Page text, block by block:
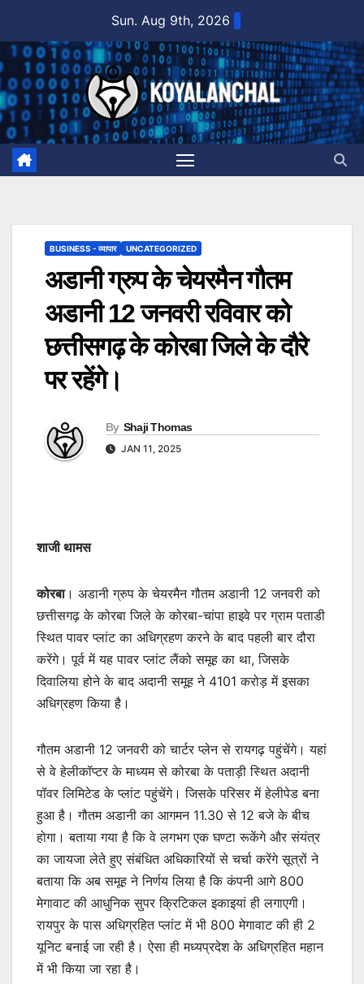
content
Sun. Aug 9th, 2026
BUSINESS - व्यापार UNCATEGORIZED
अडानी ग्रुप के चेयरमैन गौतम
अडानी 12 जनवरी रविवार को
छत्तीसगढ़ के कोरबा जिले के दौरे
पर रहेंगे।
By Shaji Thomas
JAN 11, 2025
शाजी थामस
कोरबा। अडानी ग्रुप के चेयरमैन गौतम अडानी 12 जनवरी को
छत्तीसगढ़ के कोरबा जिले के कोरबा-चांपा हाइवे पर ग्राम पताडी
स्थित पावर प्लांट का अधिग्रहण करने के बाद पहली बार दौरा
करेंगे। पूर्व में यह पावर प्लांट लैंको समूह का था, जिसके
दिवालिया होने के बाद अदानी समूह ने 4101 करोड़ में इसका
अधिग्रहण किया है।
गौतम अडानी 12 जनवरी को चार्टर प्लेन से रायगढ़ पहुंचेंगे। यहां
से वे हेलीकॉप्टर के माध्यम से कोरबा के पताड़ी स्थित अदानी
पॉवर लिमिटेड के प्लांट पहुंचेंगे। जिसके परिसर में हेलीपेड बना
हुआ है। गौतम अडानी का आगमन 11.30 से 12 बजे के बीच
होगा। बताया गया है कि वे लगभग एक घण्टा रूकेंगे और संयंत्र
का जायजा लेते हुए संबंधित अधिकारियों से चर्चा करेंगे सूत्रों ने
बताया कि अब समूह ने निर्णय लिया है कि कंपनी आगे 800
मेगावाट की आधुनिक सुपर क्रिटिकल इकाइयां ही लगाएगी।
रायपुर के पास अधिग्रहित प्लांट में भी 800 मेगावाट की ही 2
यूनिट बनाई जा रही है। ऐसा ही मध्यप्रदेश के अधिग्रहित महान
में भी किया जा रहा है।